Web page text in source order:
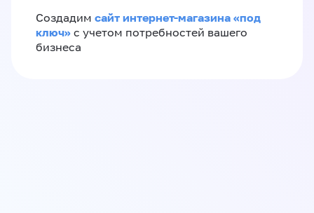
Создадим сайт интернет-магазина «под
ключ» с учетом потребностей вашего
бизнеса